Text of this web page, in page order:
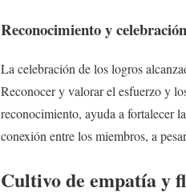
Reconocimiento y
La celebración de los logros
Reconocer y valorar el esfuerzo y
reconocimiento, ayuda a fortalecer
conexión entre los miembros, a
Cultivo de empatía y